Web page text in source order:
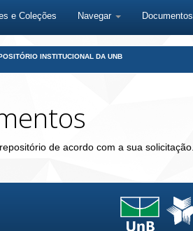
e Coleções Navegar Documentos
INSTITUCIONAL DA UNB
de acordo com a sua solicitação.